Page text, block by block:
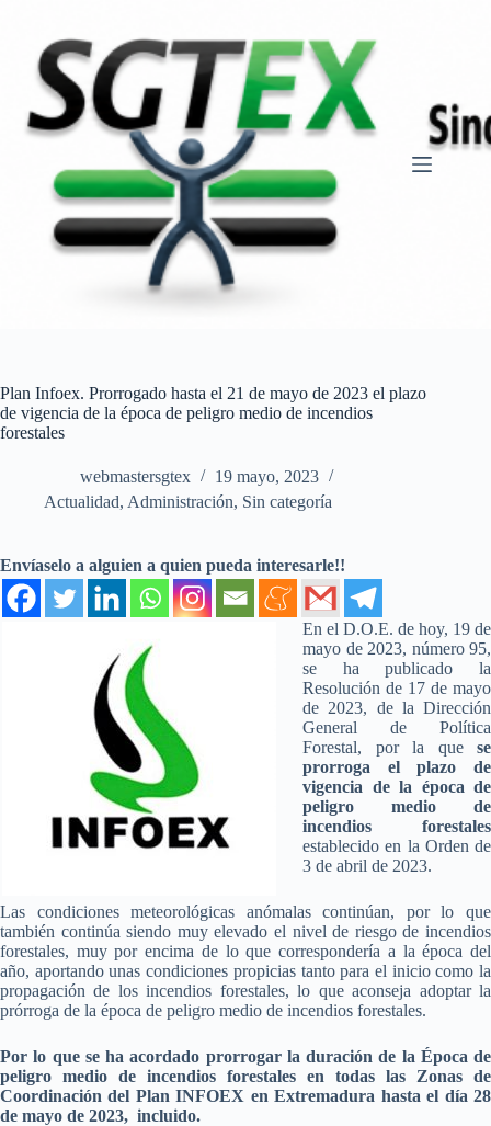
contenido
Plan Infoex. Prorrogado hasta el 21 de mayo de 2023 el plazo
de vigencia de la época de peligro medio de incendios
forestales
webmastersgtex
19 mayo, 2023
Actualidad, Administración, Sin categoría
Envíaselo a alguien a quien pueda interesarle!!
En el D.O.E. de hoy, 19 de
mayo de 2023, número 95,
se ha publicado la
Resolución de 17 de mayo
de 2023, de la Dirección
General de Política
Forestal, por la quese
prorroga el plazo de
vigencia de la época de
peligro medio de
incendios forestales
establecido en la Orden de
3 de abril de 2023.
Las condiciones meteorológicas anómalas continúan, por lo que
también continúa siendo muy elevado el nivel de riesgo de incendios
forestales, muy por encima de lo que correspondería a la época del
año, aportando unas condiciones propicias tanto para el inicio como la
propagación de los incendios forestales, lo que aconseja adoptar la
prórroga de la época de peligro medio de incendios forestales.
Por lo que se ha acordado prorrogar la duración de la Época de
peligro medio de incendios forestales en todas las Zonas de
Coordinación del Plan INFOEX en Extremadura hasta el día 28
de mayo de 2023, incluido.